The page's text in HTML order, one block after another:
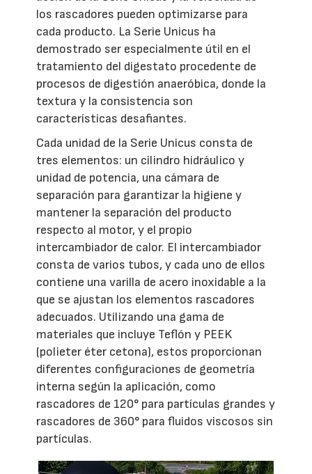
los rascadores pueden optimizarse para
cada producto. La Serie Unicus ha
demostrado ser especialmente útil en el
tratamiento del digestato procedente de
procesos de digestión anaeróbica, donde la
textura y la consistencia son
características desafiantes.
Cada unidad de la Serie Unicus consta de
tres elementos: un cilindro hidráulico y
unidad de potencia, una cámara de
separación para garantizar la higiene y
mantener la separación del producto
respecto al motor, y el propio
intercambiador de calor. El intercambiador
consta de varios tubos, y cada uno de ellos
contiene una varilla de acero inoxidable a la
que se ajustan los elementos rascadores
adecuados. Utilizando una gama de
materiales que incluye Teflón y PEEK
(polieter éter cetona), estos proporcionan
diferentes configuraciones de geometría
interna según la aplicación, como
rascadores de 120° para partículas grandes y
rascadores de 360° para fluidos viscosos sin
partículas.